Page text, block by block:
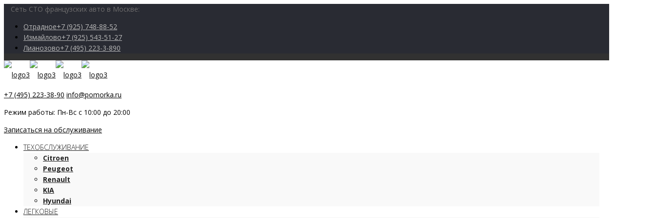
Сеть СТО французских авто в Москве:
Отрадное+7 (925) 748-88-52
Измайлово+7 (925) 543-51-27
Лианозово+7 (495) 223-3-890
+7 (495) 223-38-90 info@pomorka.ru
Режим работы: Пн-Вс с 10:00 до 20:00
Записаться на обслуживание
ТЕХОБСЛУЖИВАНИЕ
Citroen
Peugeot
Renault
KIA
Hyundai
ЛЕГКОВЫЕ